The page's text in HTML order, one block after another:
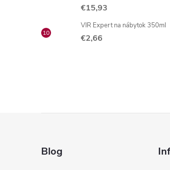
€15,93
VIR Expert na nábytok 350ml
€2,66
Blog